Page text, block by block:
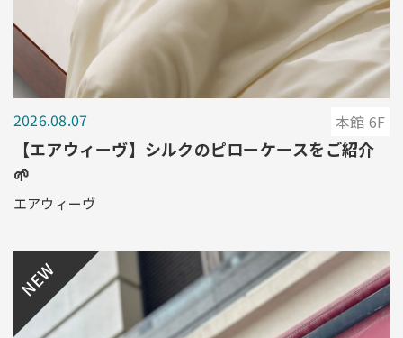
2026.08.07 本館 6F
【エアウィーヴ】シルクのピローケースをご紹介
🌱
エアウィーヴ
NEW